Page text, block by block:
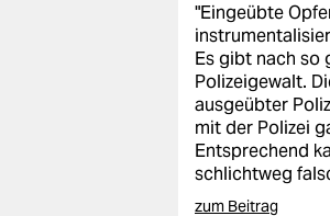
"Eingeübte
Es gibt nach so
Polizeigewalt.
ausgeübter
mit der Polizei
Entsprechend
schlichtweg
zum Beitrag